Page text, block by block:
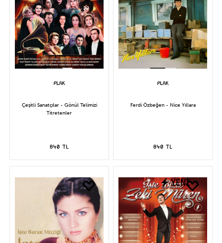
Çeşitli Sanatçılar - Gönül Telimizi
Titretenler
840 TL
Ferdi Özbeğen - Nice Yıllara
840 TL
YENİ